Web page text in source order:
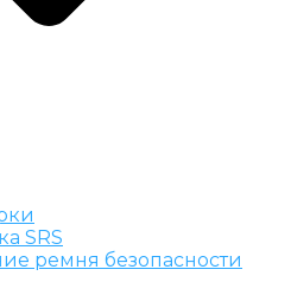
SRS
ремня безопасности